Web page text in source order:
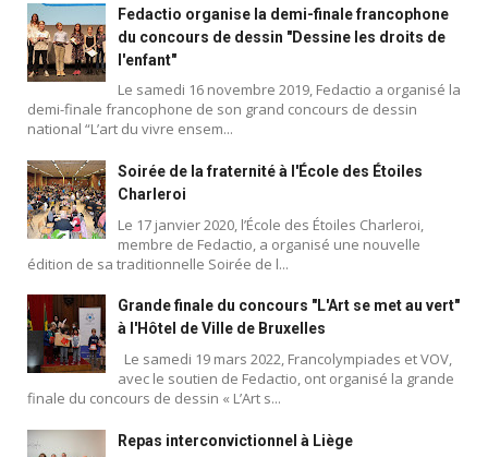
Fedactio organise la demi-finale francophone
du concours de dessin "Dessine les droits de
l'enfant"
Le samedi 16 novembre 2019, Fedactio a organisé la
demi-finale francophone de son grand concours de dessin
national “L’art du vivre ensem...
Soirée de la fraternité à l'École des Étoiles
Charleroi
Le 17 janvier 2020, l’École des Étoiles Charleroi,
membre de Fedactio, a organisé une nouvelle
édition de sa traditionnelle Soirée de l...
Grande finale du concours "L'Art se met au vert"
à l'Hôtel de Ville de Bruxelles
Le samedi 19 mars 2022, Francolympiades et VOV,
avec le soutien de Fedactio, ont organisé la grande
finale du concours de dessin « L’Art s...
Repas interconvictionnel à Liège